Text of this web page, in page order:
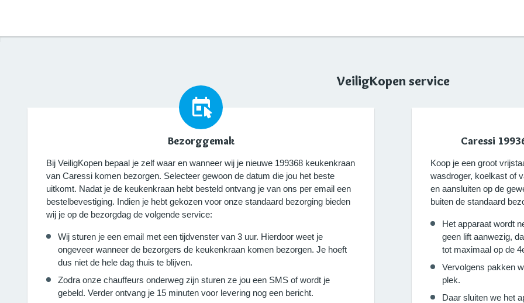
VeiligKopen service
Bezorggemak
Bij VeiligKopen bepaal je zelf waar en wanneer wij je nieuwe 199368 keukenkraan
van Caressi komen bezorgen. Selecteer gewoon de datum die jou het beste
uitkomt. Nadat je de keukenkraan hebt besteld ontvang je van ons per email een
bestelbevestiging. Indien je hebt gekozen voor onze standaard bezorging bieden
wij je op de bezorgdag de volgende service:
Wij sturen je een email met een tijdvenster van 3 uur. Hierdoor weet je
ongeveer wanneer de bezorgers de keukenkraan komen bezorgen. Je hoeft
dus niet de hele dag thuis te blijven.
Zodra onze chauffeurs onderweg zijn sturen ze jou een SMS of wordt je
gebeld. Verder ontvang je 15 minuten voor levering nog een bericht.
Caressi
Koop je een groot
wasdroger, koelkast of
en aansluiten op de
buiten de standaard
Het apparaat wordt
geen lift aanwezig,
tot maximaal op de
Vervolgens pakken
plek.
Daar sluiten we het